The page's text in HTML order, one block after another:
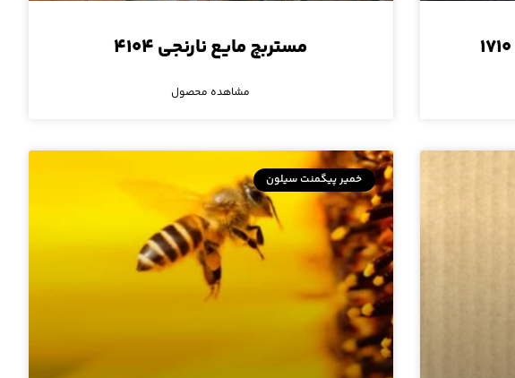
مستربچ مایع نارنجی ۴۱۰۴
مشاهده محصول
خمیر پیگمنت سیلون